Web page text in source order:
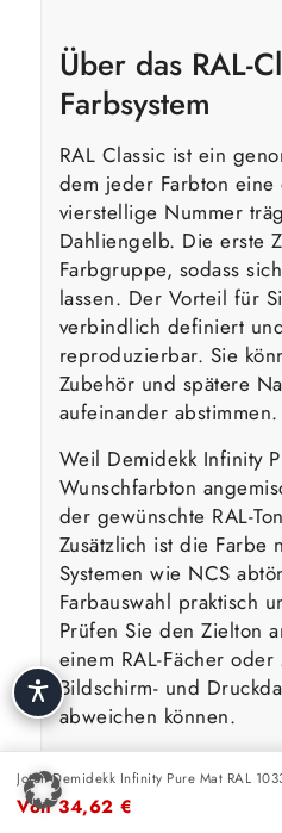
Über das RAL-
Farbsystem
RAL Classic ist ein
dem jeder Farbton
vierstellige Nummer
Dahliengelb. Die erste
Farbgruppe, sodass
lassen. Der Vorteil für
verbindlich definiert
reproduzierbar. Sie
Zubehör und spätere
aufeinander abstimmen.
Weil Demidekk Infinity
Wunschfarbton
der gewünschte RAL-
Zusätzlich ist die Farbe
Systemen wie NCS
Farbauswahl praktisch
Prüfen Sie den Zielton
einem RAL-Fächer
Bildschirm- und
abweichen können.
Wasserbasierte
Von34,62 €
🏠
Start
🛍️ 🔍